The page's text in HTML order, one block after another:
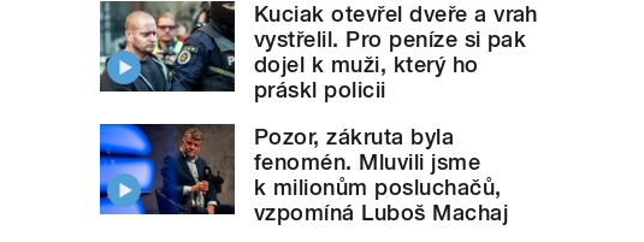
Kuciak otevřel dveře a vrah
vystřelil. Pro peníze si pak
dojel k muži, který ho
práskl policii
Pozor, zákruta byla
fenomén. Mluvili jsme
k milionům posluchačů,
vzpomíná Luboš Machaj